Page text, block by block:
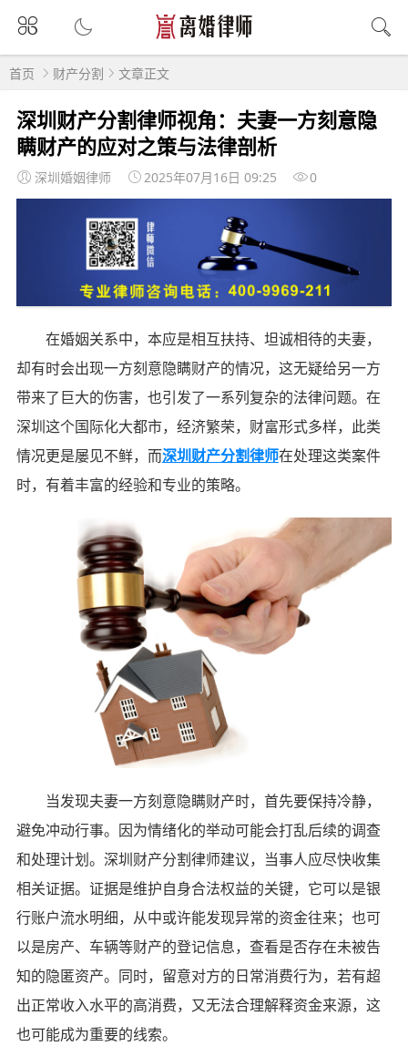
首页 财产分割 文章正文
深圳财产分割律师视角：夫妻一方刻意隐
瞒财产的应对之策与法律剖析
深圳婚姻律师 2025年07月16日 09:25 0
在婚姻关系中，本应是相互扶持、坦诚相待的夫妻，
却有时会出现一方刻意隐瞒财产的情况，这无疑给另一方
带来了巨大的伤害，也引发了一系列复杂的法律问题。在
深圳这个国际化大都市，经济繁荣，财富形式多样，此类
情况更是屡见不鲜，而深圳财产分割律师在处理这类案件
时，有着丰富的经验和专业的策略。
当发现夫妻一方刻意隐瞒财产时，首先要保持冷静，
避免冲动行事。因为情绪化的举动可能会打乱后续的调查
和处理计划。深圳财产分割律师建议，当事人应尽快收集
相关证据。证据是维护自身合法权益的关键，它可以是银
行账户流水明细，从中或许能发现异常的资金往来；也可
以是房产、车辆等财产的登记信息，查看是否存在未被告
知的隐匿资产。同时，留意对方的日常消费行为，若有超
出正常收入水平的高消费，又无法合理解释资金来源，这
也可能成为重要的线索。